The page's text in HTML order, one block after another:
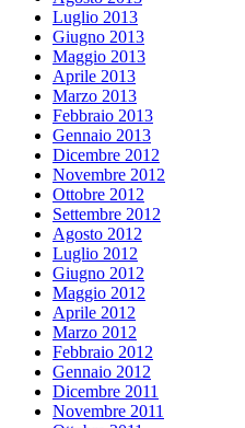
Luglio 2013
Giugno 2013
Maggio 2013
Aprile 2013
Marzo 2013
Febbraio 2013
Gennaio 2013
Dicembre 2012
Novembre 2012
Ottobre 2012
Settembre 2012
Agosto 2012
Luglio 2012
Giugno 2012
Maggio 2012
Aprile 2012
Marzo 2012
Febbraio 2012
Gennaio 2012
Dicembre 2011
Novembre 2011